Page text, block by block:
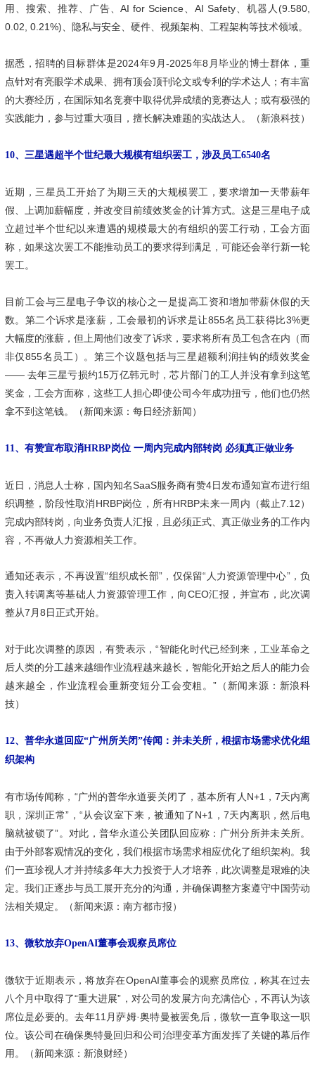
用、搜索、推荐、广告、AI for Science、AI Safety、机器人(9.580,
0.02, 0.21%)、隐私与安全、硬件、视频架构、工程架构等技术领域。
据悉，招聘的目标群体是2024年9月-2025年8月毕业的博士群体，重
点针对有亮眼学术成果、拥有顶会顶刊论文或专利的学术达人；有丰富
的大赛经历，在国际知名竞赛中取得优异成绩的竞赛达人；或有极强的
实践能力，参与过重大项目，擅长解决难题的实战达人。（新浪科技）
10、三星遇超半个世纪最大规模有组织罢工，涉及员工6540名
近期，三星员工开始了为期三天的大规模罢工，要求增加一天带薪年
假、上调加薪幅度，并改变目前绩效奖金的计算方式。这是三星电子成
立超过半个世纪以来遭遇的规模最大的有组织的罢工行动，工会方面
称，如果这次罢工不能推动员工的要求得到满足，可能还会举行新一轮
罢工。
目前工会与三星电子争议的核心之一是提高工资和增加带薪休假的天
数。第二个诉求是涨薪，工会最初的诉求是让855名员工获得比3%更
大幅度的涨薪，但上周他们改变了诉求，要求将所有员工包含在内（而
非仅855名员工）。第三个议题包括与三星超额利润挂钩的绩效奖金
—— 去年三星亏损约15万亿韩元时，芯片部门的工人并没有拿到这笔
奖金，工会方面称，这些工人担心即使公司今年成功扭亏，他们也仍然
拿不到这笔钱。（新闻来源：每日经济新闻）
11、有赞宣布取消HRBP岗位 一周内完成内部转岗 必须真正做业务
近日，消息人士称，国内知名SaaS服务商有赞4日发布通知宣布进行组
织调整，阶段性取消HRBP岗位，所有HRBP未来一周内（截止7.12）
完成内部转岗，向业务负责人汇报，且必须正式、真正做业务的工作内
容，不再做人力资源相关工作。
通知还表示，不再设置“组织成长部”，仅保留“人力资源管理中心”，负
责入转调离等基础人力资源管理工作，向CEO汇报，并宣布，此次调
整从7月8日正式开始。
对于此次调整的原因，有赞表示，“智能化时代已经到来，工业革命之
后人类的分工越来越细作业流程越来越长，智能化开始之后人的能力会
越来越全，作业流程会重新变短分工会变粗。”（新闻来源：新浪科
技）
12、普华永道回应“广州所关闭”传闻：并未关所，根据市场需求优化组
织架构
有市场传闻称，“广州的普华永道要关闭了，基本所有人N+1，7天内离
职，深圳正常”，“从会议室下来，被通知了N+1，7天内离职，然后电
脑就被锁了”。对此，普华永道公关团队回应称：广州分所并未关所。
由于外部客观情况的变化，我们根据市场需求相应优化了组织架构。我
们一直珍视人才并持续多年大力投资于人才培养，此次调整是艰难的决
定。我们正逐步与员工展开充分的沟通，并确保调整方案遵守中国劳动
法相关规定。（新闻来源：南方都市报）
13、微软放弃OpenAI董事会观察员席位
微软于近期表示，将放弃在OpenAI董事会的观察员席位，称其在过去
八个月中取得了“重大进展”，对公司的发展方向充满信心，不再认为该
席位是必要的。去年11月萨姆·奥特曼被罢免后，微软一直争取这一职
位。该公司在确保奥特曼回归和公司治理变革方面发挥了关键的幕后作
用。（新闻来源：新浪财经）